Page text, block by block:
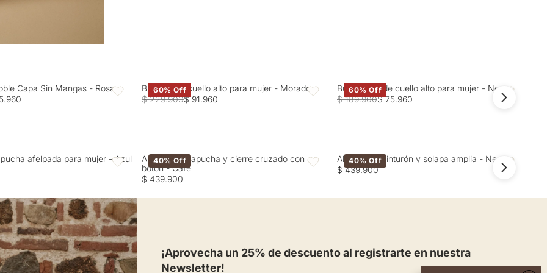
Favoritos
Capa Sin Mangas - Rosa
60% Off Favoritos
Buzo tejido cuello alto para mujer - Morado
$ 229.900$ 91.960
60% Off Favoritos
Buzo tejido de cuello alto para mujer - Negro
$ 189.900$ 75.960
Favoritos
afelpada para mujer - Azul 40% Off Favoritos
Abrigo con capucha y cierre cruzado con
botón - Café
$ 439.900
40% Off Favoritos
Abrigo con cinturón y solapa amplia - Negro
$ 439.900
¡Aprovecha un 25% de descuento al registrarte en nuestra
Newsletter!